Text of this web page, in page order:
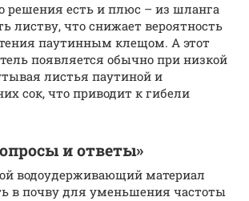
решения есть и плюс – из шланга
листву, что снижает вероятность
паутинным клещом. А этот
появляется обычно при низкой
листья паутиной и
сок, что приводит к гибели
и ответы»
водоудерживающий материал
в почву для уменьшения частоты